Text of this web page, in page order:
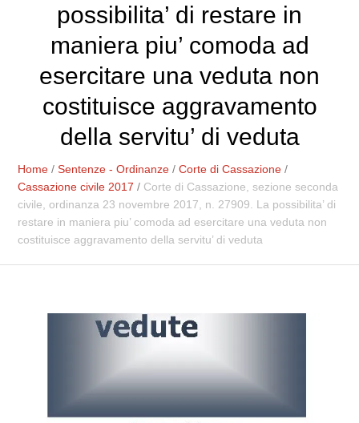
possibilita’ di restare in
maniera piu’ comoda ad
esercitare una veduta non
costituisce aggravamento
della servitu’ di veduta
Home /Sentenze - Ordinanze /Corte di Cassazione /
Cassazione civile 2017 / Corte di Cassazione, sezione seconda
civile, ordinanza 23 novembre 2017, n. 27909. La possibilita’ di
restare in maniera piu’ comoda ad esercitare una veduta non
costituisce aggravamento della servitu’ di veduta